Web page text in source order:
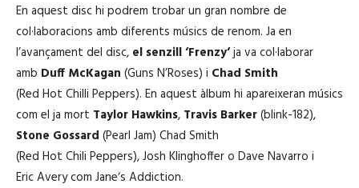
En aquest disc hi podrem trobar un gran nombre de
col·laboracions amb diferents músics de renom. Ja en
l’avançament del disc, el senzill ‘Frenzy‘ja va col·laborar
amb Duff McKagan (Guns N’Roses) i Chad Smith
(Red Hot Chilli Peppers). En aquest àlbum hi apareixeran músics
com el ja mort Taylor Hawkins, Travis Barker(blink-182),
Stone Gossard (Pearl Jam) Chad Smith
(Red Hot Chili Peppers),Josh Klinghoffero Dave Navarro i
EricAverycom Jane‘s Addiction.